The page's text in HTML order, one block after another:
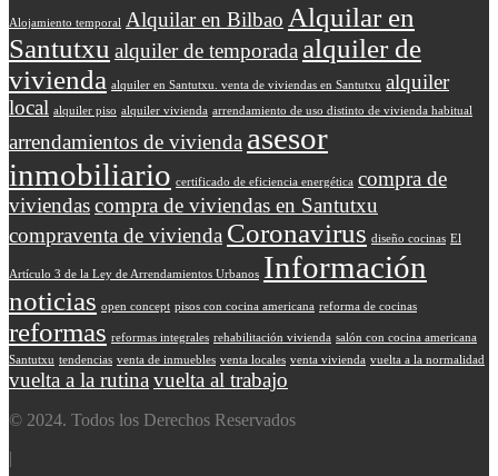
Alojamiento temporal Alquilar en Bilbao Alquilar en
Santutxu alquiler de temporada alquiler de
vivienda alquiler en Santutxu. venta de viviendas en Santutxu alquiler
local alquiler piso alquiler vivienda arrendamiento de uso distinto de vivienda habitual
arrendamientos de vivienda asesor
inmobiliario certificado de eficiencia energética compra de
viviendascompra de viviendas en Santutxu
compraventa de vivienda Coronavirus diseño cocinas El
Artículo 3 de la Ley de Arrendamientos Urbanos Información
noticias open concept pisos con cocina americana reforma de cocinas
reformas reformas integrales rehabilitación vivienda salón con cocina americana
Santutxu tendencias venta de inmuebles venta locales venta vivienda vuelta a la normalidad
vuelta a la rutina vuelta al trabajo
© 2024. Todos los Derechos Reservados
|